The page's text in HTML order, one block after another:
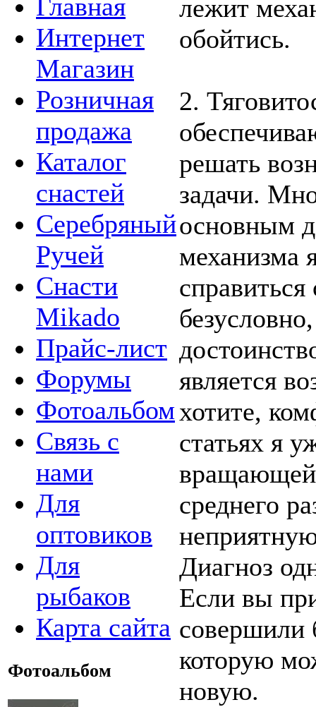
Главная
Интернет
Магазин
Розничная
продажа
Каталог
снастей
Серебряный
Ручей
Снасти
Mikado
Прайс-лист
Форумы
Фотоальбом
Связь с
нами
Для
оптовиков
Для
рыбаков
Карта сайта
Фотоальбом
лежит
обойтись.
2.
решать
задачи.
основным
механизма
является
хотите,
статьях я
среднего
Диагноз
Если вы
совершили
которую
новую.